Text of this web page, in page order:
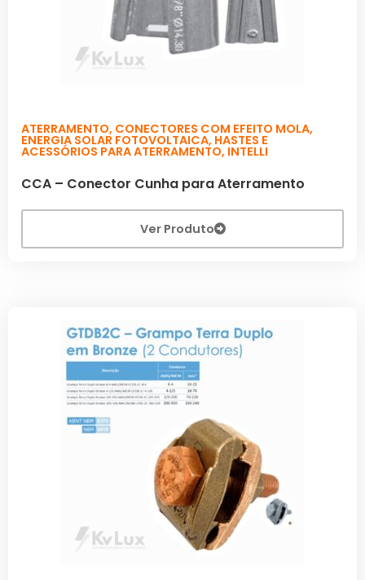
ATERRAMENTO, CONECTORES COM EFEITO MOLA,
ENERGIA SOLAR FOTOVOLTAICA, HASTES E
ACESSÓRIOS PARA ATERRAMENTO, INTELLI
CCA – Conector Cunha para Aterramento
Ver Produto